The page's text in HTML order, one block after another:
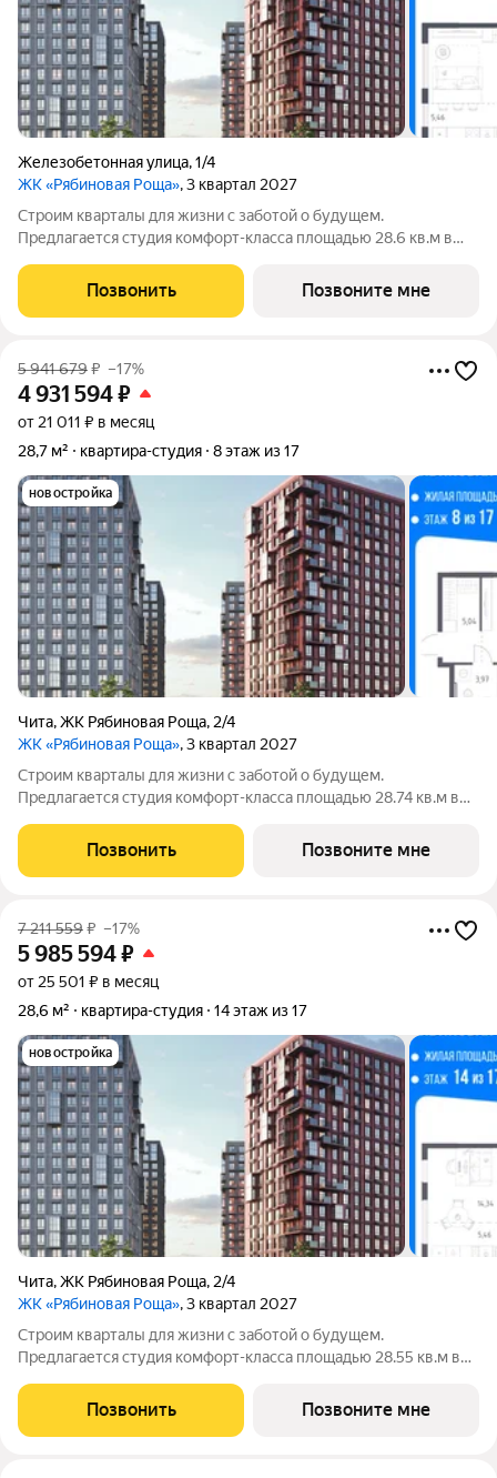
Железобетонная улица,1/4
ЖК «Рябиновая Роща», 3 квартал 2027
Строим кварталы для жизни с заботой о будущем.
Предлагается студия комфорт-класса площадью 28.6 кв.м в
комплексе "Рябиновая Роща".Квартиры без отделки.
Доступность опции "отделка" и
Позвонить Позвоните мне
5 941 679₽ –17%
4 931 594₽
от 21 011 ₽ в месяц
28,7 м²
квартира-студия 8 этаж из 17
новостройка
Чита,ЖК Рябиновая Роща, 2/4
ЖК «Рябиновая Роща», 3 квартал 2027
Строим кварталы для жизни с заботой о будущем.
Предлагается студия комфорт-класса площадью 28.74 кв.м в
комплексе "Рябиновая Роща".Квартиры без отделки.
Доступность опции "отделка" и
Позвонить Позвоните мне
7 211 559₽ –17%
5 985 594₽
от 25 501 ₽ в месяц
28,6 м²
квартира-студия 14 этаж из 17
новостройка
Чита,ЖК Рябиновая Роща, 2/4
ЖК «Рябиновая Роща», 3 квартал 2027
Строим кварталы для жизни с заботой о будущем.
Предлагается студия комфорт-класса площадью 28.55 кв.м в
комплексе "Рябиновая Роща".Квартиры без отделки.
Доступность опции "отделка" и
Позвонить Позвоните мне